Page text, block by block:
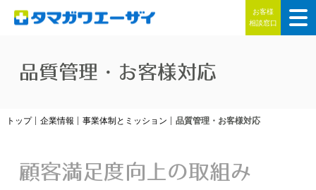
お客様
相談窓口
品質管理・お客様対応
トップ 企業情報 事業体制とミッション 品質管理・お客様対応
顧客満足度向上の取組み